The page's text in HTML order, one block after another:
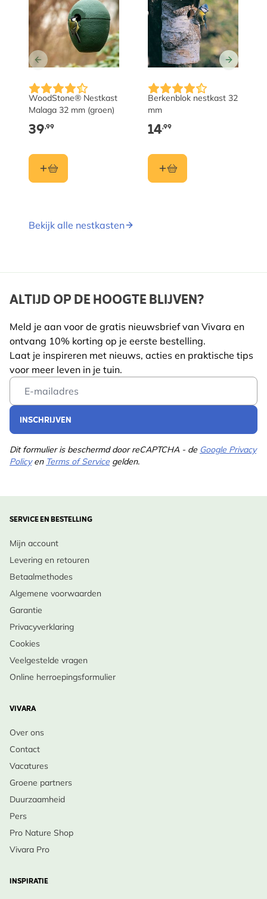
WoodStone® Nestkast
Malaga 32 mm (groen)
39,99
Berkenblok nestkast 32
mm
14,99
Bekijk alle nestkasten
ALTIJD OP DE HOOGTE BLIJVEN?
Meld je aan voor de gratis nieuwsbrief van Vivara en
ontvang 10% korting op je eerste bestelling.
Laat je inspireren met nieuws, acties en praktische tips
voor meer leven in je tuin.
Email Address
INSCHRIJVEN
Dit formulier is beschermd door reCAPTCHA - de Google Privacy
Policyen Terms of Service gelden.
SERVICE EN BESTELLING
Mijn account
Levering en retouren
Betaalmethodes
Algemene voorwaarden
Garantie
Privacyverklaring
Cookies
Veelgestelde vragen
Online herroepingsformulier
VIVARA
Over ons
Contact
Vacatures
Groene partners
Duurzaamheid
Pers
Pro Nature Shop
Vivara Pro
INSPIRATIE